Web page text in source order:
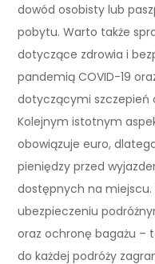
dowód osobisty lub
pobytu. Warto także
dotyczące zdrowia i
pandemią COVID-19
dotyczącymi szczepień
Kolejnym istotnym
obowiązuje euro,
pieniędzy przed
dostępnych na miejscu.
ubezpieczeniu
oraz ochronę bagażu –
do każdej podróży